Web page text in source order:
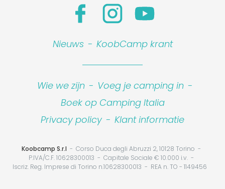
Nieuws - KoobCamp krant
Wie we zijn - Voeg je camping in -
Boek op Camping Italia
Privacy policy - Klant informatie
Koobcamp S.r.l
Corso Duca degli Abruzzi 2, 10128 Torino
P.IVA/C.F. 10628300013
Capitale Sociale € 10.000 i.v.
Iscriz. Reg. Imprese di Torino n.10628300013
REA n. TO - 1149456